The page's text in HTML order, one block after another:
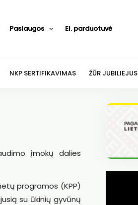
Paslaugos El. parduotuvė
NKP SERTIFIKAVIMAS ŽŪR JUBILIEJUS
įmokų dalies
programos (KPP)
su ūkinių gyvūnų